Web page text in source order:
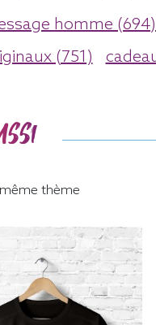
homme (694)
(751)
thème